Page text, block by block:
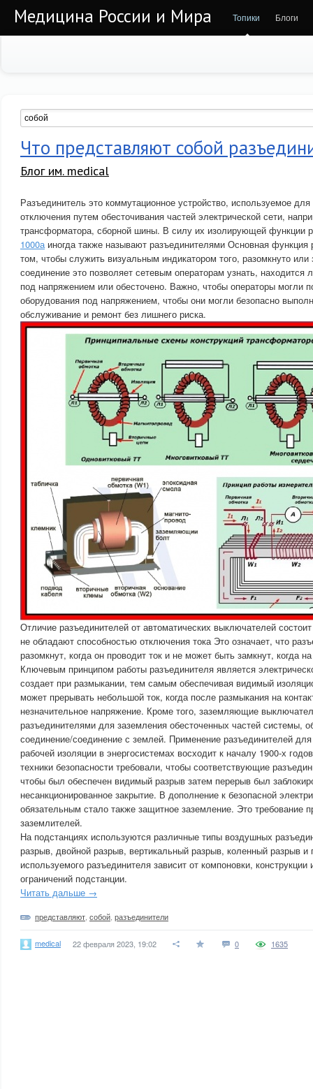
Медицина России и Мира Топики Блоги
Что представляют собой
Блог им. medical
Разъединитель это коммутационное устройство, используемое для
отключения путем обесточивания частей электрической сети,
трансформатора, сборной шины. В силу их изолирующей функции
1000аиногда также называют разъединителями Основная функция
том, чтобы служить визуальным индикатором того, разомкнуто или
соединение это позволяет сетевым операторам узнать, находится
под напряжением или обесточено. Важно, чтобы операторы могли
оборудования под напряжением, чтобы они могли безопасно
обслуживание и ремонт без лишнего риска.
Отличие разъединителей от автоматических выключателей
не обладают способностью отключения тока Это означает, что
разомкнут, когда он проводит ток и не может быть замкнут, когда
Ключевым принципом работы разъединителя является
создает при размыкании, тем самым обеспечивая видимый
может прерывать небольшой ток, когда после размыкания на
незначительное напряжение. Кроме того, заземляющие
разъединителями для заземления обесточенных частей системы,
соединение/соединение с землей. Применение разъединителей
рабочей изоляции в энергосистемах восходит к началу 1900-х
техники безопасности требовали, чтобы соответствующие
чтобы был обеспечен видимый разрыв затем перерыв был
несанкционированное закрытие. В дополнение к безопасной
обязательным стало также защитное заземление. Это требование
заземлителей.
На подстанциях используются различные типы воздушных
разрыв, двойной разрыв, вертикальный разрыв, коленный разрыв и
используемого разъединителя зависит от компоновки, конструкции
ограничений подстанции.
Читать дальше →
представляют собой разъединители
medical 22 февраля 2023, 19:02 0 1635